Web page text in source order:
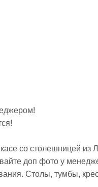
со столешницей из
доп фото у
Столы, тумбы,